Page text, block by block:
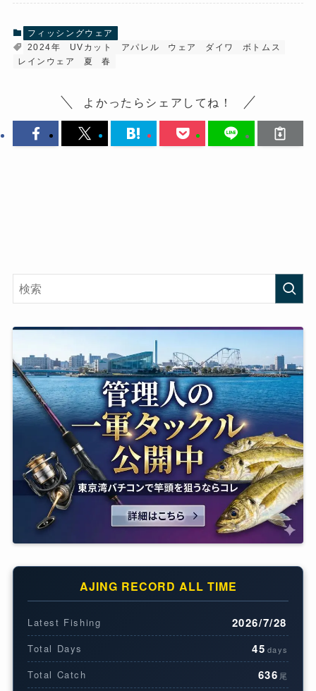
フィッシングウェア
2024年
UVカット アパレル ウェア ダイワ
ボトムス
レインウェア
夏 春
よかったらシェアしてね！
AJING RECORD ALL TIME
Latest Fishing 2026/7/28
Total Days 45 days
Total Catch 636 尾